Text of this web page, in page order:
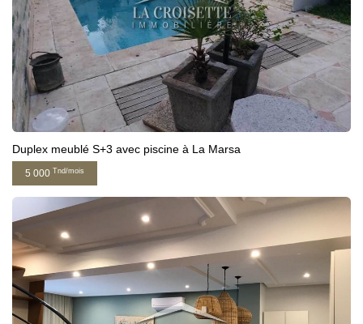
Duplex meublé S+3 avec piscine à La Marsa
5 000 Tnd/mois